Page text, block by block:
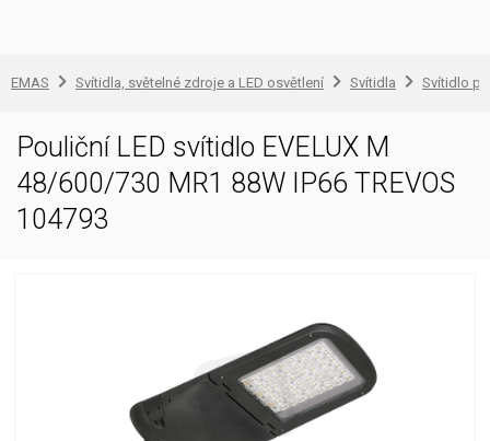
EMAS Svítidla, světelné zdroje a LED osvětlení Svítidla Svítidlo
Pouliční LED svítidlo EVELUX M
48/600/730 MR1 88W IP66 TREVOS
104793